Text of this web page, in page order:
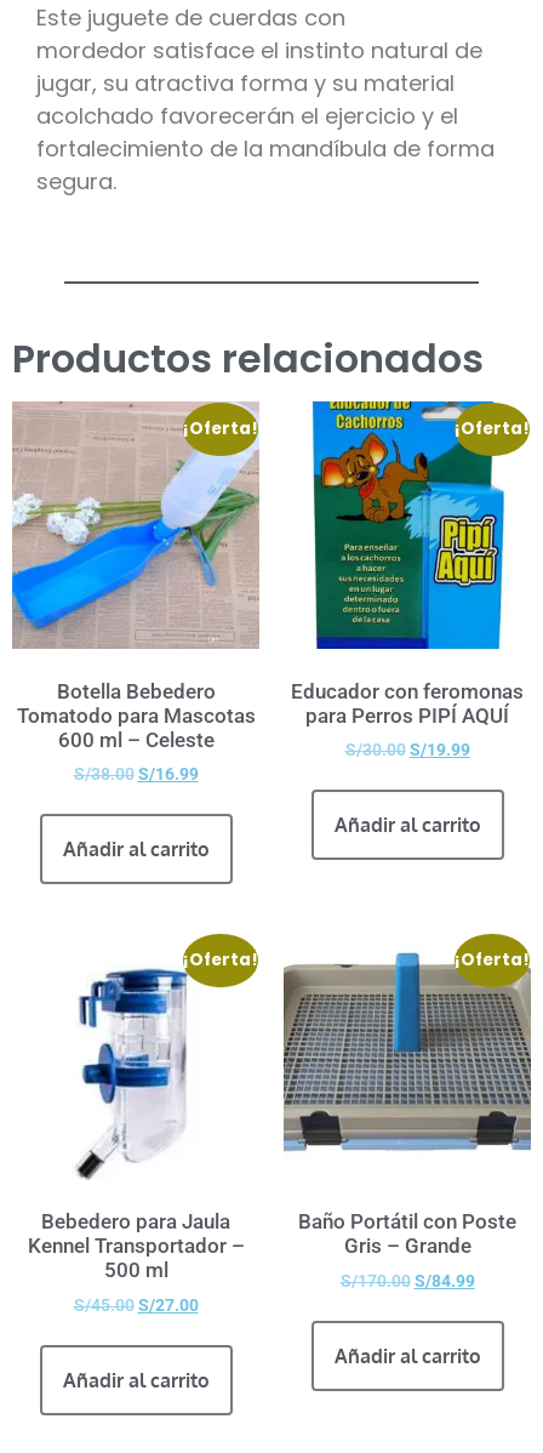
Este juguete de cuerdas con
mordedor satisface el instinto natural de
jugar, su atractiva forma y su material
acolchado favorecerán el ejercicio y el
fortalecimiento de la mandíbula de forma
segura.
Productos relacionados
¡Oferta!
Botella Bebedero
Tomatodo para Mascotas
600 ml – Celeste
S/38.00 S/16.99
Añadir al carrito
¡Oferta!
Educador con feromonas
para Perros PIPÍ AQUÍ
S/30.00 S/19.99
Añadir al carrito
¡Oferta!
Bebedero para Jaula
Kennel Transportador –
500 ml
S/45.00 S/27.00
Añadir al carrito
¡Oferta!
Baño Portátil con Poste
Gris – Grande
S/170.00 S/84.99
Añadir al carrito